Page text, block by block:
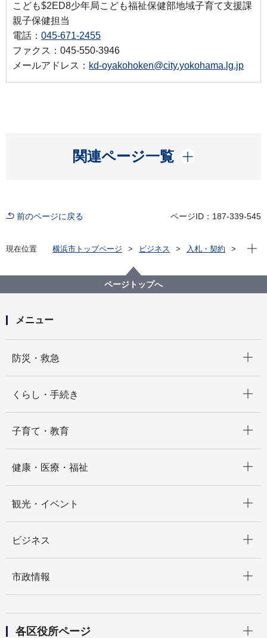
こども$2ED8少年局こども福祉保健部地域子育て支援課
親子保健担当
電話： 045-671-2455
ファクス：045-550-3946
メールアドレス： kd-oyakohoken@city.yokohama.lg.jp
関連ページ一覧
開く
前のページに戻る ページID：187-339-545
現在位置 横浜市トップページ ビジネス
入札・契約
令和６年度区福祉保健センターにおける乳幼児健康診
査従事医師紹介派遣業務委託
現在
ページトップへ
メニュー
防災・救急
くらし・手続き
子育て・教育
健康・医療・福祉
観光・イベント
ビジネス
市政情報
各区役所ページ